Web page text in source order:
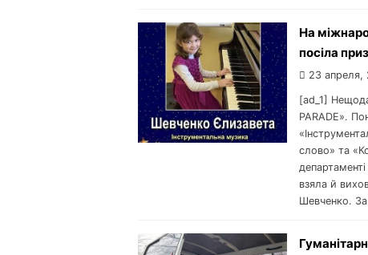
На
посіла
23 апреля,
[ad_1]
PARADE».
слово» та
взяла й
Шевченко.